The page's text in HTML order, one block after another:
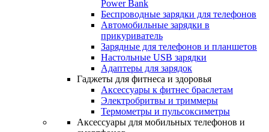
Power Bank
Беспроводные зарядки для телефонов
Автомобильные зарядки в
прикуриватель
Зарядные для телефонов и планшетов
Настольные USB зарядки
Адаптеры для зарядок
Гаджеты для фитнеса и здоровья
Аксессуары к фитнес браслетам
Электробритвы и триммеры
Термометры и пульсоксиметры
Аксессуары для мобильных телефонов и